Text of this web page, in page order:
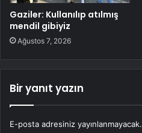
Gaziler: Kullanılıp atılmış
mendil gibiyiz
Ağustos 7, 2026
Bir yanıt yazın
E-posta adresiniz yayınlanmayacak.